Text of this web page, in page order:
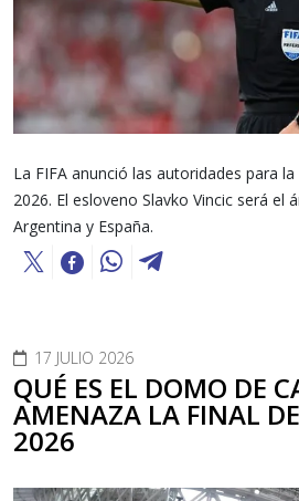
La FIFA anunció las autoridades para
2026. El esloveno Slavko Vincic será el
Argentina y España.
17 JULIO 2026
QUÉ ES EL DOMO DE
AMENAZA LA FINAL
2026